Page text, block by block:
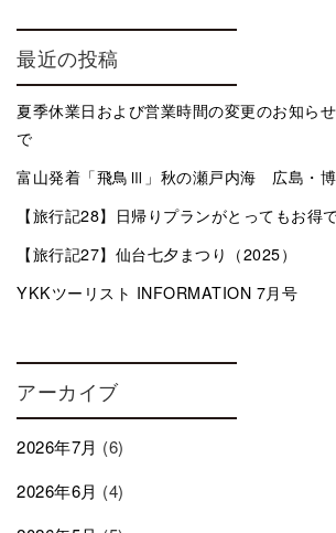
最近の投稿
夏季休業日および営業時間の変更のお知ら
で
富山発着「飛鳥Ⅲ」秋の瀬戸内海 広島・
【旅行記28】日帰りプランがとってもお得
【旅行記27】仙台七夕まつり（2025）
YKKツーリスト INFORMATION 7月号
アーカイブ
2026年7月 (6)
2026年6月 (4)